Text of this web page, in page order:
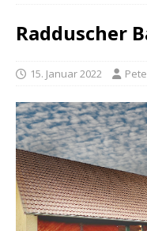
Radduscher
15. Januar 2022